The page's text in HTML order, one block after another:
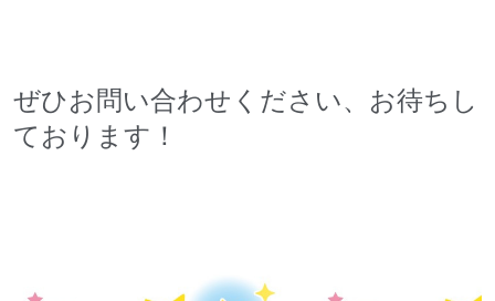
ぜひお問い合わせください、お待ちし
ております！